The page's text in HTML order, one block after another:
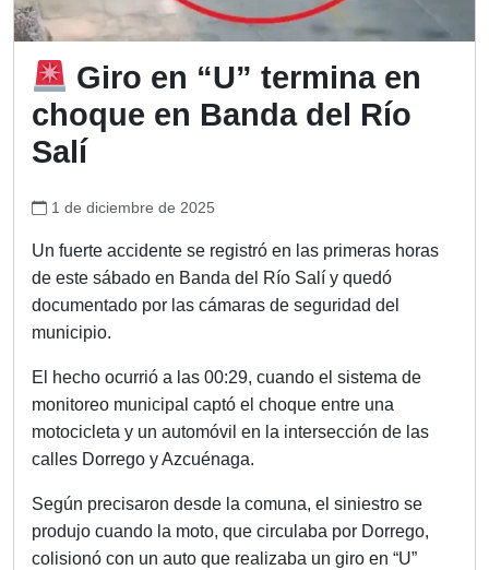
Giro en “U” termina en
choque en Banda del Río
Salí
1 de diciembre de 2025
Un fuerte accidente se registró en las primeras horas
de este sábado en Banda del Río Salí y quedó
documentado por las cámaras de seguridad del
municipio.
El hecho ocurrió a las 00:29, cuando el sistema de
monitoreo municipal captó el choque entre una
motocicleta y un automóvil en la intersección de las
calles Dorrego y Azcuénaga.
Según precisaron desde la comuna, el siniestro se
produjo cuando la moto, que circulaba por Dorrego,
colisionó con un auto que realizaba un giro en “U”